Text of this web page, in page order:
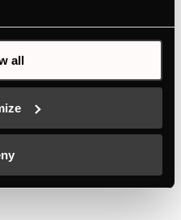
all